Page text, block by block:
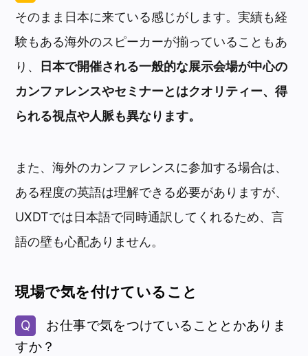
そのまま日本に来ている感じがします。実績も経
験もある海外のスピーカーが揃っていることもあ
り、
日本で開催される一般的な展示会場が中心の
カンファレンスやセミナーとはクオリティー、得
られる視点や人脈も異なります。
また、海外のカンファレンスに参加する場合は、
ある程度の英語は理解できる必要がありますが、
UXDTでは日本語で同時通訳してくれるため、言
語の壁も心配ありません。
現場で気を付けていること
お仕事で気をつけていることとかありま
すか？